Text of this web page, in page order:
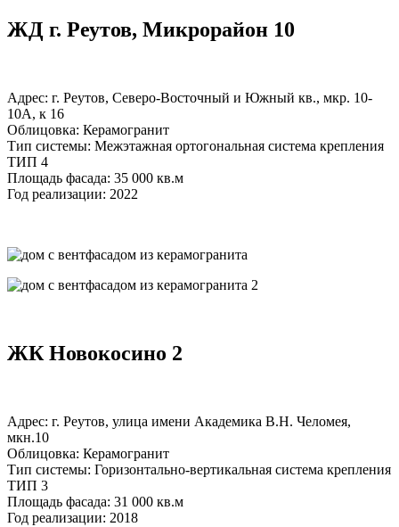
ЖД г. Реутов, Микрорайон 10
Адрес: г. Реутов, Северо-Восточный и Южный кв., мкр. 10-
10А, к 16
Облицовка: Керамогранит
Тип системы: Межэтажная ортогональная система крепления
ТИП 4
Площадь фасада: 35 000 кв.м
Год реализации: 2022
ЖК Новокосино 2
Адрес: г. Реутов, улица имени Академика В.Н. Челомея,
мкн.10
Облицовка: Керамогранит
Тип системы: Горизонтально-вертикальная система крепления
ТИП 3
Площадь фасада: 31 000 кв.м
Год реализации: 2018